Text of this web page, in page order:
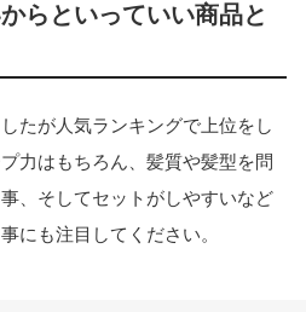
らといっていい商品と
たが人気ランキングで上位をし
力はもちろん、髪質や髪型を問
、そしてセットがしやすいなど
にも注目してください。